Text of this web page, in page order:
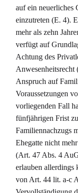
auf ein neuerliches
einzutreten (E. 4).
mehr als zehn
verfügt auf
Achtung des
Anspruch auf
Voraussetzungen
vorliegenden Fall
fünfjährigen Frist
Familiennachzugs
Ehegatte nicht
(Art. 47 Abs. 4
erlauben allerdings
von Art. 44 lit. a-c